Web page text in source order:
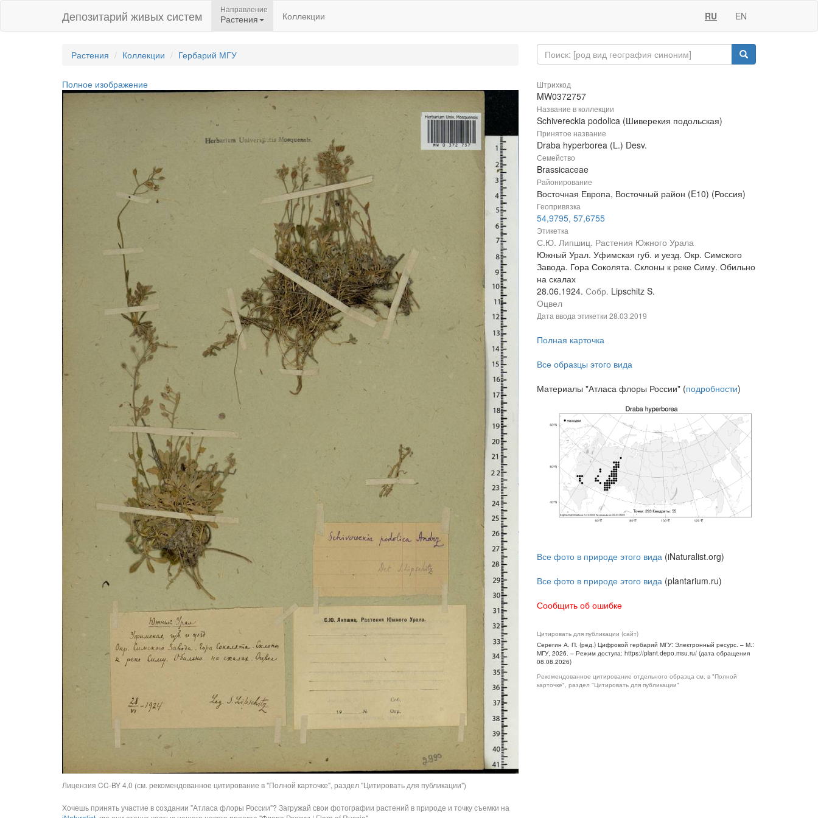
Депозитарий живых систем Направление
Растения Коллекции RU EN
Растения Коллекции Гербарий МГУ
Полное изображение
Лицензия CC-BY 4.0 (см. рекомендованное цитирование в "Полной карточке", раздел "Цитировать для публикации")
Хочешь принять участие в создании "Атласа флоры России"? Загружай свои фотографии растений в природе и точку съемки на
Штрихкод
MW0372757
Название в коллекции
Schivereckia podolica (Шиверекия подольская)
Принятое название
Draba hyperborea (L.) Desv.
Семейство
Brassicaceae
Районирование
Восточная Европа, Восточный район (E10) (Россия)
Геопривязка
54,9795, 57,6755
Этикетка
С.Ю. Липшиц. Растения Южного Урала
Южный Урал. Уфимская губ. и уезд. Окр. Симского
Завода. Гора Соколята. Склоны к реке Симу. Обильно
на скалах
28.06.1924. Собр. Lipschitz S.
Оцвел
Дата ввода этикетки 28.03.2019
Полная карточка
Все образцы этого вида
Материалы "Атласа флоры России" (подробности)
Все фото в природе этого вида (iNaturalist.org)
Все фото в природе этого вида (plantarium.ru)
Сообщить об ошибке
Цитировать для публикации (сайт)
Серегин А. П. (ред.) Цифровой гербарий МГУ: Электронный ресурс. – М.:
МГУ, 2026. – Режим доступа: https://plant.depo.msu.ru/ (дата обращения
08.08.2026)
Рекомендованное цитирование отдельного образца см. в "Полной
карточке", раздел "Цитировать для публикации"